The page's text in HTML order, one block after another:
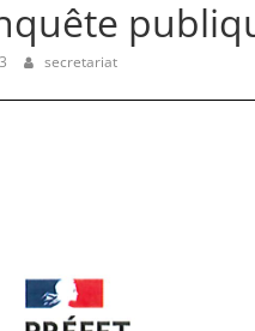
secretariat